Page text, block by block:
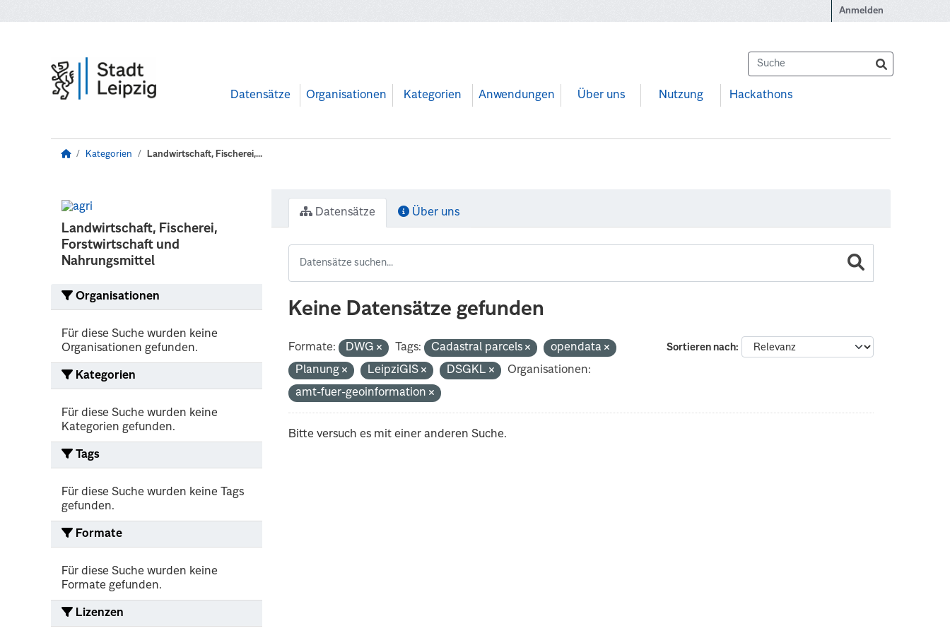
Anmelden
Datensätze Organisationen Kategorien Anwendungen Über uns Nutzung Hackathons
Kategorien Landwirtschaft, Fischerei,...
Landwirtschaft, Fischerei,
Forstwirtschaft und
Nahrungsmittel
Organisationen
Für diese Suche wurden keine
Organisationen gefunden.
Kategorien
Für diese Suche wurden keine
Kategorien gefunden.
Tags
Für diese Suche wurden keine Tags
gefunden.
Formate
Für diese Suche wurden keine
Formate gefunden.
Lizenzen
Datensätze Über uns
Keine Datensätze gefunden
Sortieren nach
Formate: DWG Tags: Cadastral parcels
opendata
Planung
LeipziGIS DSGKL
Organisationen:
amt-fuer-geoinformation
Bitte versuch es mit einer anderen Suche.